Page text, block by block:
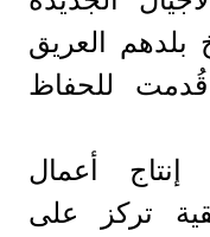
بلدهم العريق
للحفاظ
إنتاج أعمال
تركز على